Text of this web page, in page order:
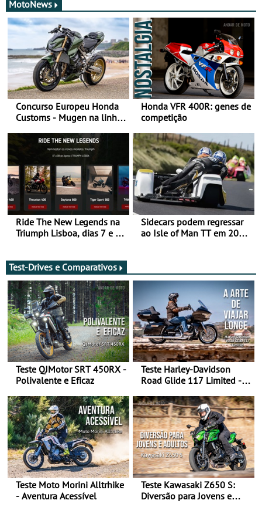
MotoNews
Concurso Europeu Honda
Customs - Mugen na linha
ganhar
Honda VFR 400R: genes de
competição
Ride The New Legends na
Triumph Lisboa, dias 7 e 8
Sidecars podem regressar
ao Isle of Man TT em 2027
Test-Drives e Comparativos
Teste QJMotor SRT 450RX -
Polivalente e Eficaz
Teste Harley-Davidson
Road Glide 117 Limited - A
Teste Moto Morini Alltrhike
- Aventura Acessível
Teste Kawasaki Z650 S:
Diversão para Jovens e